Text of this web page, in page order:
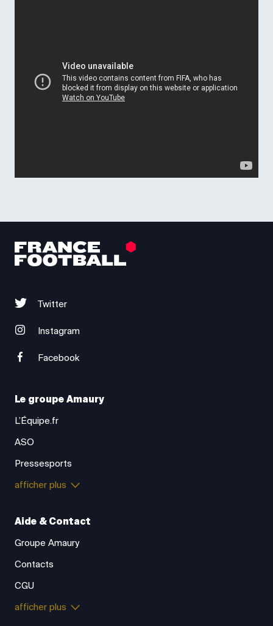
Twitter
Instagram
Facebook
Le groupe Amaury
L’Équipe.fr
ASO
Pressesports
afficher plus
Aide & Contact
Groupe Amaury
Contacts
CGU
afficher plus